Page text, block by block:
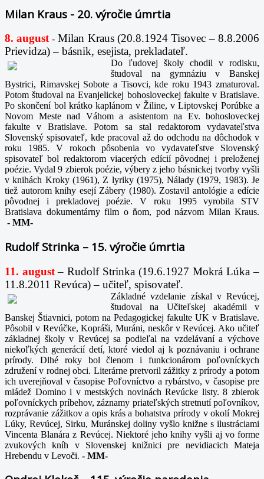
Milan Kraus - 20. výročie úmrtia
8. august -Milan Kraus (20.8.1924 Tisovec – 8.8.2006
Prievidza) – básnik, esejista, prekladateľ.
Do ľudovej školy chodil v rodisku,
študoval na gymnáziu v Banskej
Bystrici, Rimavskej Sobote a Tisovci, kde roku 1943 zmaturoval.
Potom študoval na Evanjelickej bohosloveckej fakulte v Bratislave.
Po skončení bol krátko kaplánom v Žiline, v Liptovskej Porúbke a
Novom Meste nad Váhom a asistentom na Ev. bohosloveckej
fakulte v Bratislave. Potom sa stal redaktorom vydavateľstva
Slovenský spisovateľ, kde pracoval až do odchodu na dôchodok v
roku 1985. V rokoch pôsobenia vo vydavateľstve Slovenský
spisovateľ bol redaktorom viacerých edícií pôvodnej i preloženej
poézie. Vydal 9 zbierok poézie, výbery z jeho básnickej tvorby vyšli
v knihách Kroky (1961), Z lyriky (1975), Nálady (1979, 1983). Je
tiež autorom knihy esejí Zábery (1980). Zostavil antológie a edície
pôvodnej i prekladovej poézie. V roku 1995 vyrobila STV
Bratislava dokumentárny film o ňom, pod názvom Milan Kraus.
- MM-
Rudolf Strinka – 15. výročie úmrtia
11. august – Rudolf Strinka (19.6.1927 Mokrá Lúka –
11.8.2011 Revúca) – učiteľ, spisovateľ.
Základné vzdelanie získal v Revúcej,
študoval na Učiteľskej akadémii v
Banskej Štiavnici, potom na Pedagogickej fakulte UK v Bratislave.
Pôsobil v Revúčke, Kopráši, Muráni, neskôr v Revúcej. Ako učiteľ
základnej školy v Revúcej sa podieľal na vzdelávaní a výchove
niekoľkých generácií detí, ktoré viedol aj k poznávaniu i ochrane
prírody. Dlhé roky bol členom i funkcionárom poľovníckych
združení v rodnej obci. Literárne pretvoril zážitky z prírody a potom
ich uverejňoval v časopise Poľovníctvo a rybárstvo, v časopise pre
mládež Domino i v mestských novinách Revúcke listy. 8 zbierok
poľovníckych príbehov, záznamy priateľských stretnutí poľovníkov,
rozprávanie zážitkov a opis krás a bohatstva prírody v okolí Mokrej
Lúky, Revúcej, Sirku, Muránskej doliny vyšlo knižne s ilustráciami
Vincenta Blanára z Revúcej. Niektoré jeho knihy vyšli aj vo forme
zvukových kníh v Slovenskej knižnici pre nevidiacich Mateja
Hrebendu v Levoči. - MM-